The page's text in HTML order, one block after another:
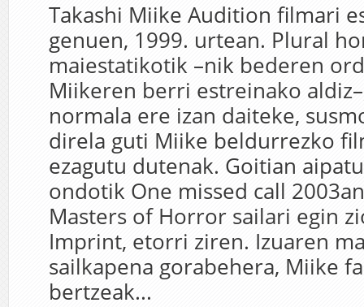
Takashi Miike Audition filmari
genuen, 1999. urtean. Plural
maiestatikotik –nik bederen
Miikeren berri estreinako
normala ere izan daiteke,
direla guti Miike beldurrezko
ezagutu dutenak. Goitian
ondotik One missed call
Masters of Horror sailari egin
Imprint, etorri ziren. Izuaren
sailkapena gorabehera, Miike
bertzeak...